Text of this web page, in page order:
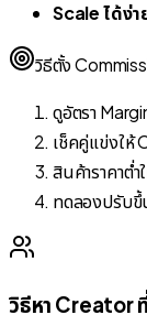
Scale ได้ง่า
วิธีตั้ง
ดูอัตรา
เช็คคู่แข่งให้
สินค้าราคาต่
ทดลองปรับขึ้
วิธีหา Creator